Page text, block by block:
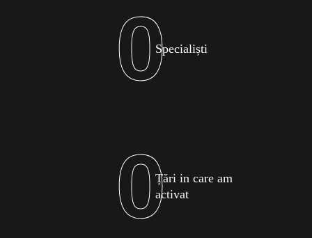
0Specialiști
0Țări in care am
activat